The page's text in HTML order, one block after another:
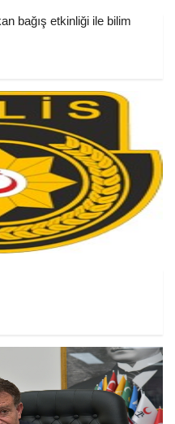
bağış etkinliği ile bilim